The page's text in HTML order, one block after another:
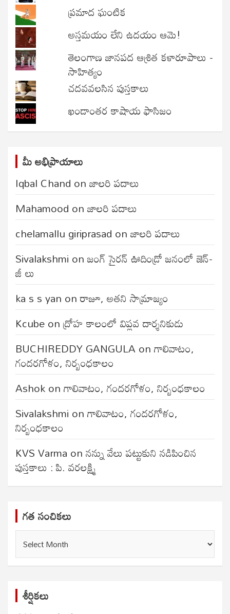
ప్రమాద ఘంటిక
అస్తమయం లేని ఉదయం ఆమె!
తెలంగాణ జానపద ఆశ్రిత కళారూపాలు -
సాహిత్యం
చదవవలసిన పుస్తకాలు
ఖండాంతర కాషాయ ఫాసిజం
మీ అభిప్రాయాలు
Iqbal Chand onజాలరి పదాలు
Mahamood onజాలరి పదాలు
chelamallu giriprasad onజాలరి పదాలు
Sivalakshmi onజంగ్‌ సైరన్‌ ఊదిండ్రో జనంలో జెన్-
జీ లు
ka s s yan onరాజూ, అతని సామ్రాజ్యం
Kcubeonద్రోహ కాలంలో విప్లవ దార్శనికుడు
BUCHIREDDY GANGULA onగాలివాటం,
గందరగోళం, నిర్బంధకాలం
Ashokonగాలివాటం, గందరగోళం, నిర్బంధకాలం
Sivalakshmi onగాలివాటం, గందరగోళం,
నిర్బంధకాలం
KVS Varma onనన్ను వేలు పట్టుకుని నడిపించిన
పుస్తకాలు : పి. వరలక్ష్మి
గత సంచికలు
గత
సంచికలు
శీర్షికలు